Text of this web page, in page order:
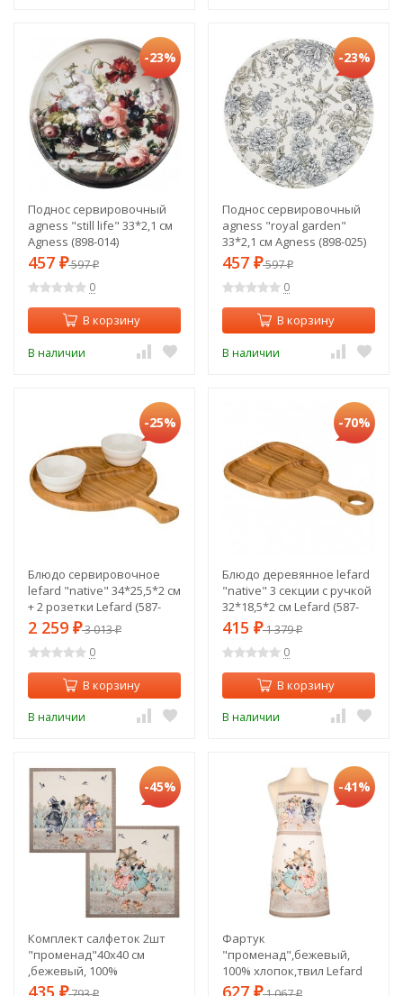
-23%
Поднос сервировочный
agness "still life" 33*2,1 см
Agness (898-014)
457 ₽597₽
0
В корзину
В наличии
-23%
Поднос сервировочный
agness "royal garden"
33*2,1 см Agness (898-025)
457 ₽597₽
0
В корзину
В наличии
-25%
Блюдо сервировочное
lefard "native" 34*25,5*2 см
+ 2 розетки Lefard (587-
155)
2 259 ₽3 013₽
0
В корзину
В наличии
-70%
Блюдо деревянное lefard
"native" 3 секции с ручкой
32*18,5*2 см Lefard (587-
165)
415 ₽1 379₽
0
В корзину
В наличии
-45%
Комплект салфеток 2шт
"променад"40х40 см
,бежевый, 100%
хлопок,твил Lefard (850-
₽ ₽
-41%
Фартук
"променад",бежевый,
100% хлопок,твил Lefard
(850-729-7)
₽ ₽